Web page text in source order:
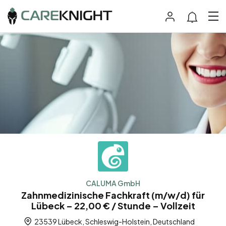
CALUMA GmbH
Zahnmedizinische Fachkraft (m/w/d) für
Lübeck – 22,00 € / Stunde – Vollzeit
23539 Lübeck, Schleswig-Holstein, Deutschland